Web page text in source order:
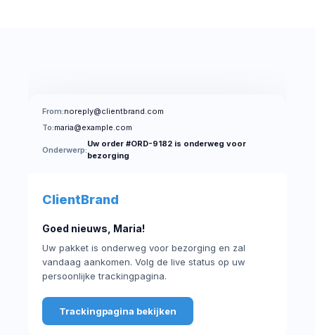
From:noreply@clientbrand.com
To:maria@example.com
Onderwerp:
Uw order #ORD-9182 is onderweg voor
bezorging
ClientBrand
Goed nieuws, Maria!
Uw pakket is onderweg voor bezorging en zal
vandaag aankomen. Volg de live status op uw
persoonlijke trackingpagina.
Trackingpagina bekijken